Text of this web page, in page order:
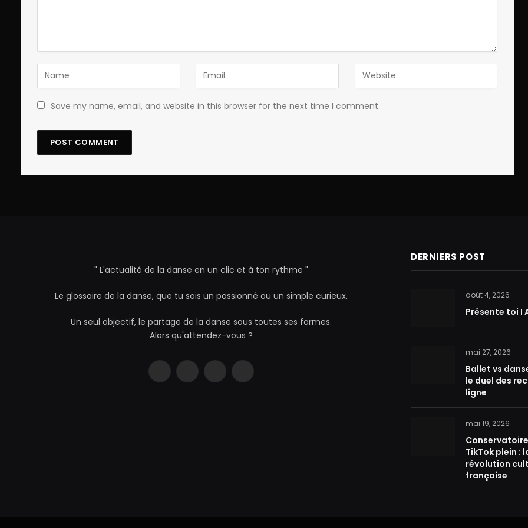
Save my name, email, and website in this browser for the next time I comment.
" L'actualité de la danse en un clic et à ton rythme "
Le glossaire de la danse, que tu sois un passionné ou un simple curieux.
Un seul objectif, le partage de la danse sous toutes ses formes.
Alors qu'attendez-vous ?
FacebookInstagramYouTube TikTok
DERNIERS POST
août 4, 2026
Présente toi I
mai 27, 2026
Ballet vs
le duel des
ligne
mai 19, 2026
TikTok plein :
révolution
française